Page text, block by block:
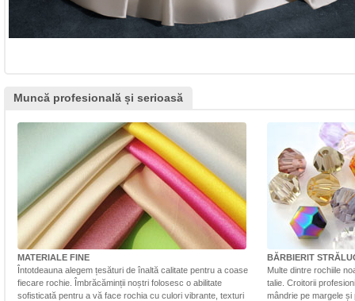
Muncă profesională și serioasă
MATERIALE FINE
Întotdeauna alegem țesături de înaltă calitate pentru a coase
fiecare rochie. Îmbrăcăminții noștri folosesc o abilitate
sofisticată pentru a vă face rochia cu culori vibrante, texturi
BĂRBIERIT
Multe dintre rochiile
talie. Croitorii
mândrie pe margele